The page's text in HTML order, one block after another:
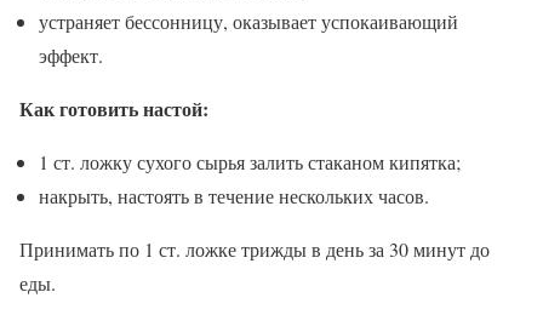
устраняет бессонницу, оказывает успокаивающий
эффект.
Как готовить настой:
1 ст. ложку сухого сырья залить стаканом кипятка;
накрыть, настоять в течение нескольких часов.
Принимать по 1 ст. ложке трижды в день за 30 минут до
еды.